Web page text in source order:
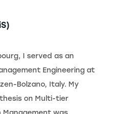
I served as an
Engineering at
Bolzano, Italy. My
on Multi-tier